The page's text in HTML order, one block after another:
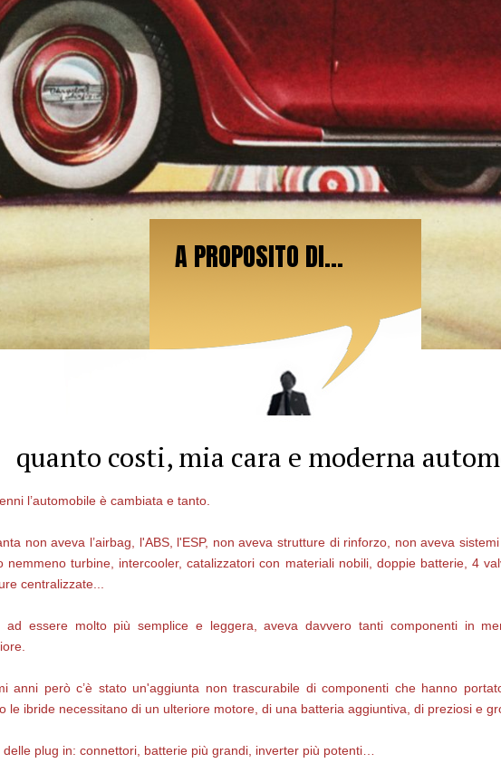
A PROPOSITO DI...
quanto costi, mia cara e moderna
l’automobile è cambiata e tanto.
non aveva l’airbag, l'ABS, l'ESP, non aveva strutture di rinforzo, non aveva
nemmeno turbine, intercooler, catalizzatori con materiali nobili, doppie batterie, 4
centralizzate...
ad essere molto più semplice e leggera, aveva davvero tanti componenti in
anni però c’è stato un'aggiunta non trascurabile di componenti che hanno
le ibride necessitano di un ulteriore motore, di una batteria aggiuntiva, di preziosi e
delle plug in: connettori, batterie più grandi, inverter più potenti…